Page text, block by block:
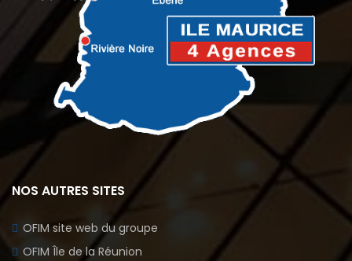
NOS AUTRES SITES
OFIM site web du groupe
OFIM Île de la Réunion